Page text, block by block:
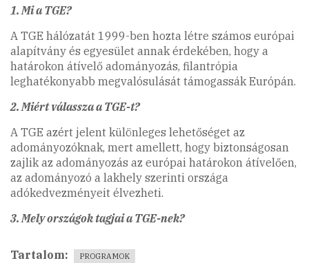
1. Mi a TGE?
A TGE hálózatát 1999-ben hozta létre számos európai
alapítvány és egyesület annak érdekében, hogy a
határokon átívelő adományozás, filantrópia
leghatékonyabb megvalósulását támogassák Európán.
2. Miért válassza a TGE-t?
A TGE azért jelent különleges lehetőséget az
adományozóknak, mert amellett, hogy biztonságosan
zajlik az adományozás az európai határokon átívelően,
az adományozó a lakhely szerinti országa
adókedvezményeit élvezheti.
3. Mely országok tagjai a TGE-nek?
Tartalom PROGRAMOK